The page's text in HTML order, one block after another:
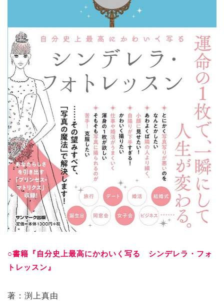
○書籍『自分史上最高にかわいく写る シンデレラ・フォ
トレッスン』
著：渕上真由